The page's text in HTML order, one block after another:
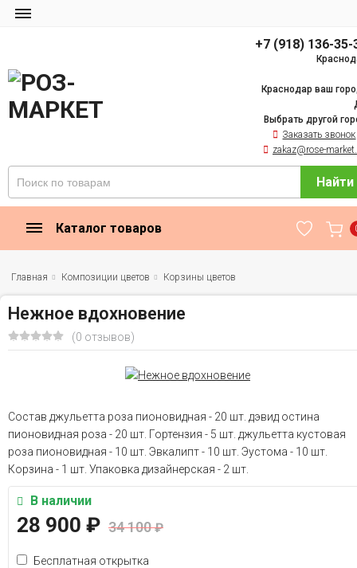
+7 (918) 136-35-
Краснодар ваш
Выбрать другой
Заказать звонок
zakaz@rose-
Найти
Каталог товаров
Главная Композиции цветов Корзины цветов
Нежное вдохновение
(0 отзывов)
Состав джульетта роза пионовидная - 20 шт. дэвид остина
пионовидная роза - 20 шт. Гортензия - 5 шт. джульетта кустовая
роза пионовидная - 10 шт. Эвкалипт - 10 шт. Эустома - 10 шт.
Корзина - 1 шт. Упаковка дизайнерская - 2 шт.
В наличии
28 900 ₽ 34 100₽
Бесплатная открытка